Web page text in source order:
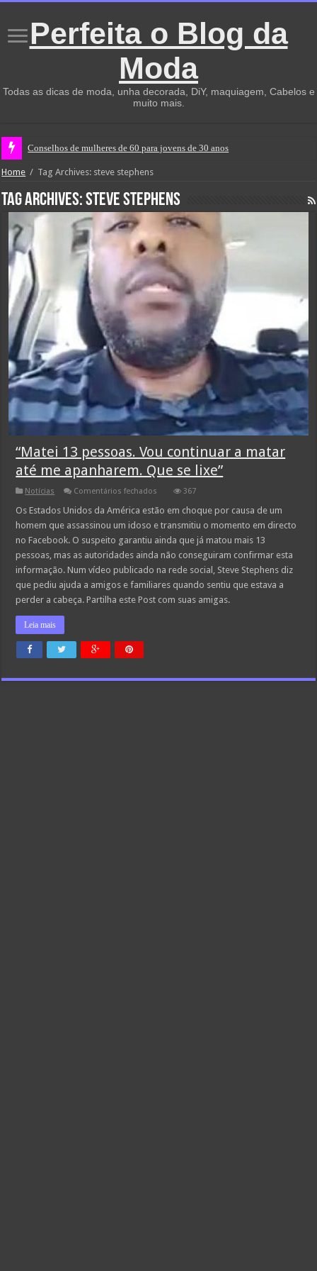
Perfeita o Blog da
Moda
Todas as dicas de moda, unha decorada, DiY, maquiagem, Cabelos e
muito mais.
Conselhos de mulheres de 60 para jovens de 30 anos
Home / Tag Archives: steve stephens
Tag Archives:steve stephens
“Matei 13 pessoas. Vou continuar a matar
até me apanharem. Que se lixe”
Notícias Comentários fechados
13
Vou
continuar
a
matar
me
apanharem.
se
367
Os Estados Unidos da América estão em choque por causa de um
homem que assassinou um idoso e transmitiu o momento em directo
no Facebook. O suspeito garantiu ainda que já matou mais 13
pessoas, mas as autoridades ainda não conseguiram confirmar esta
informação. Num vídeo publicado na rede social, Steve Stephens diz
que pediu ajuda a amigos e familiares quando sentiu que estava a
perder a cabeça. Partilha este Post com suas amigas.
Leia mais